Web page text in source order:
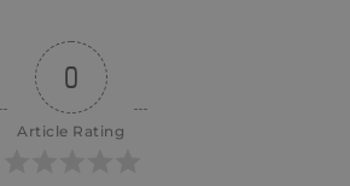
0
Article Rating